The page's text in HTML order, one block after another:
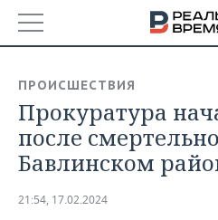
БАШКОРТОСТАН
ТАТАРСТАН
НОВОСТИ
АНАЛИТИКА
ПРОИСШЕСТВИЯ
Прокуратура
после
Бавлинском
21:54, 17.02.2024